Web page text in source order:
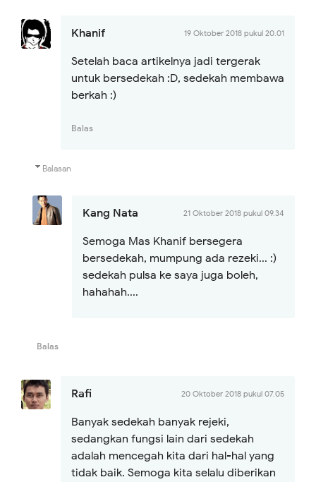
Khanif 19 Oktober 2018 pukul 20.01
Setelah baca artikelnya jadi tergerak
untuk bersedekah :D, sedekah membawa
berkah :)
Balas
Balasan
Kang Nata 21 Oktober 2018 pukul 09.34
Semoga Mas Khanif bersegera
bersedekah, mumpung ada rezeki... :)
sedekah pulsa ke saya juga boleh,
hahahah....
Balas
Rafi 20 Oktober 2018 pukul 07.05
Banyak sedekah banyak rejeki,
sedangkan fungsi lain dari sedekah
adalah mencegah kita dari hal-hal yang
tidak baik. Semoga kita selalu diberikan